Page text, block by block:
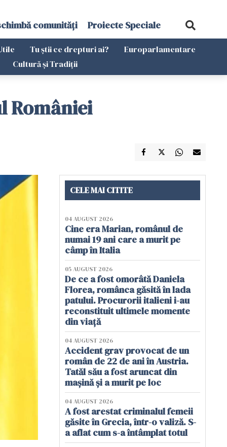
comunități Proiecte Speciale
Tu știi ce drepturi ai?
Europarlamentare
Cultură și Tradiții
României
CELE MAI CITITE
04 AUGUST 2026
Cine era Marian, românul de
numai 19 ani care a murit pe
câmp în Italia
05 AUGUST 2026
De ce a fost omorâtă Daniela
Florea, românca găsită în lada
patului. Procurorii italieni i-au
reconstituit ultimele momente
din viață
04 AUGUST 2026
Accident grav provocat de un
român de 22 de ani în Austria.
Tatăl său a fost aruncat din
mașină și a murit pe loc
04 AUGUST 2026
A fost arestat criminalul femeii
găsite în Grecia, într-o valiză. S-
a aflat cum s-a întâmplat totul